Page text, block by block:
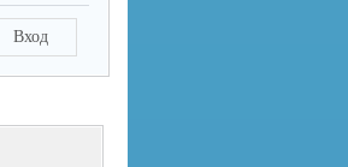
Вход